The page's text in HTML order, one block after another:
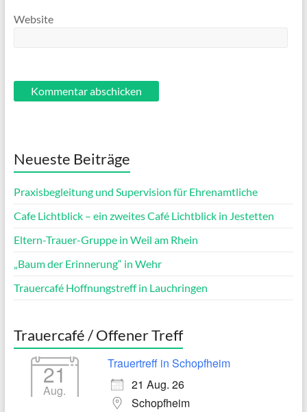
Website
Neueste Beiträge
Praxisbegleitung und Supervision für Ehrenamtliche
Cafe Lichtblick – ein zweites Café Lichtblick in Jestetten
Eltern-Trauer-Gruppe in Weil am Rhein
„Baum der Erinnerung“ in Wehr
Trauercafé Hoffnungstreff in Lauchringen
Trauercafé / Offener Treff
21
Aug.
Trauertreff in Schopfheim
21 Aug. 26
Schopfheim